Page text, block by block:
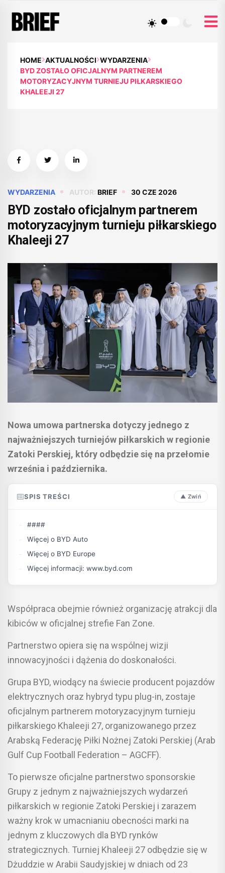
HOME AKTUALNOŚCI WYDARZENIA
BYD ZOSTAŁO OFICJALNYM PARTNEREM
MOTORYZACYJNYM TURNIEJU PIŁKARSKIEGO
KHALEEJI 27
WYDARZENIA AUTOR: BRIEF 30 CZE 2026
BYD zostało oficjalnym partnerem
motoryzacyjnym turnieju piłkarskiego
Khaleeji 27
Nowa umowa partnerska dotyczy jednego z
najważniejszych turniejów piłkarskich w regionie
Zatoki Perskiej, który odbędzie się na przełomie
września i października.
SPIS TREŚCI
####
Więcej o BYD Auto
Więcej o BYD Europe
Więcej informacji: www.byd.com
Współpraca obejmie również organizację atrakcji dla
kibiców w oficjalnej strefie Fan Zone.
Partnerstwo opiera się na wspólnej wizji
innowacyjności i dążenia do doskonałości.
Grupa BYD, wiodący na świecie producent pojazdów
elektrycznych oraz hybryd typu plug-in, zostaje
oficjalnym partnerem motoryzacyjnym turnieju
piłkarskiego Khaleeji 27, organizowanego przez
Arabską Federację Piłki Nożnej Zatoki Perskiej (Arab
Gulf Cup Football Federation – AGCFF).
To pierwsze oficjalne partnerstwo sponsorskie
Grupy z jednym z najważniejszych wydarzeń
piłkarskich w regionie Zatoki Perskiej i zarazem
ważny krok w umacnianiu obecności marki na
jednym z kluczowych dla BYD rynków
strategicznych. Turniej Khaleeji 27 odbędzie się w
Dżuddzie w Arabii Saudyjskiej w dniach od 23